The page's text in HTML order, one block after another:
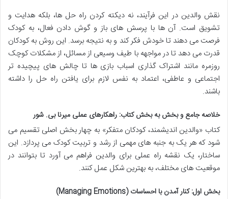
نقش والدین در این فرآیند، نه دیکته کردن راه حل ها، بلکه هدایت و
تشویق است. آن ها با پرسش های باز و گوش دادن فعال، به کودک
فرصت می دهند تا خودش فکر کند و به نتیجه برسد. این روش به کودکان
قدرت می دهد تا در مواجهه با طیف وسیعی از مسائل، از مشکلات کوچک
روزمره مانند اشتراک گذاری اسباب بازی ها تا چالش های پیچیده تر
اجتماعی و عاطفی، اعتماد به نفس لازم برای یافتن راه حل را داشته
باشند.
خلاصه جامع و بخش به بخش کتاب: راهکارهای عملی میرنا بی. شور
کتاب «والدین اندیشمند، کودکان متفکر» به چهار بخش اصلی تقسیم می
شود که هر یک به جنبه های مهمی از رشد و تربیت کودک می پردازد. این
ساختار، یک نقشه راه عملی برای والدین فراهم می آورد تا بتوانند در
موقعیت های مختلف، به بهترین شکل عمل کنند.
بخش اول: کنار آمدن با احساسات (Managing Emotions)